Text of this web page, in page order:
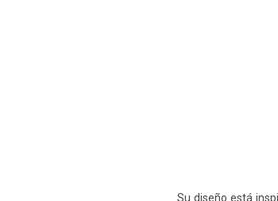
Su diseño está